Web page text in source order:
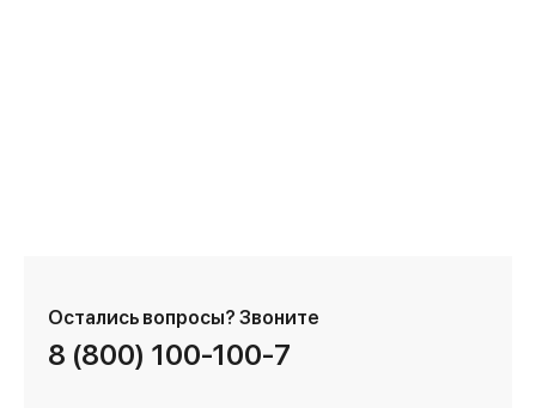
Остались вопросы? Звоните
8 (800) 100-100-7